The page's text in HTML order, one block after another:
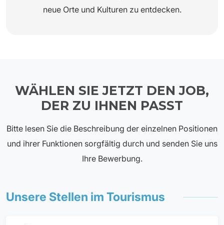
neue Orte und Kulturen zu entdecken.
WÄHLEN SIE JETZT DEN JOB,
DER ZU IHNEN PASST
Bitte lesen Sie die Beschreibung der einzelnen Positionen
und ihrer Funktionen sorgfältig durch und senden Sie uns
Ihre Bewerbung.
Unsere Stellen im Tourismus